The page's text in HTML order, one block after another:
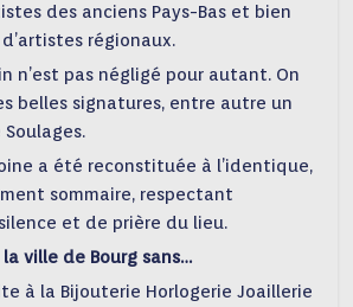
des anciens Pays-Bas et bien
régionaux.
n’est pas négligé pour autant. On
belles signatures, entre autre un
a été reconstituée à l’identique,
sommaire, respectant
et de prière du lieu.
ville de Bourg sans…
à la Bijouterie Horlogerie Joaillerie